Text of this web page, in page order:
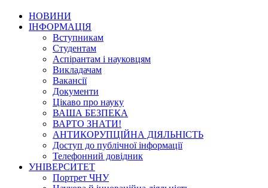
НОВИНИ
ІНФОРМАЦІЯ
Вступникам
Студентам
Аспірантам і науковцям
Викладачам
Вакансії
Документи
Цікаво про науку
ВАША БЕЗПЕКА
ВАРТО ЗНАТИ!
АНТИКОРУПЦІЙНА ДІЯЛЬНІСТЬ
Доступ до публічної інформації
Телефонний довідник
УНІВЕРСИТЕТ
Портрет ЧНУ